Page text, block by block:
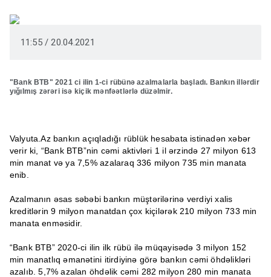
11:55 / 20.04.2021
"Bank BTB" 2021 ci ilin 1-ci rübünə azalmalarla başladı. Bankın illərdir
yığılmış zərəri isə kiçik mənfəətlərlə düzəlmir.
Valyuta.Az bankın açıqladığı rüblük hesabata istinadən xəbər
verir ki, “Bank BTB”nin cəmi aktivləri 1 il ərzində 27 milyon 613
min manat və ya 7,5% azalaraq 336 milyon 735 min manata
enib.
Azalmanın əsas səbəbi bankın müştərilərinə verdiyi xalis
kreditlərin 9 milyon manatdan çox kiçilərək 210 milyon 733 min
manata enməsidir.
“Bank BTB” 2020-ci ilin ilk rübü ilə müqayisədə 3 milyon 152
min manatlıq əmanətini itirdiyinə görə bankın cəmi öhdəlikləri
azalıb. 5,7% azalan öhdəlik cəmi 282 milyon 280 min manata